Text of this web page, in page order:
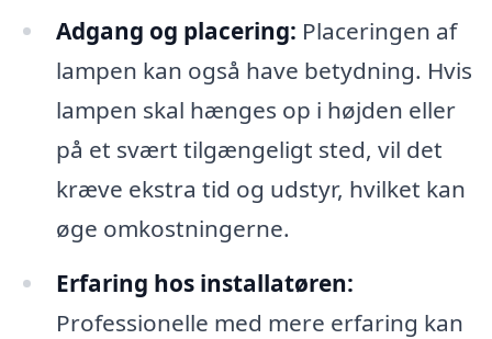
Adgang og placering: Placeringen af
lampen kan også have betydning. Hvis
lampen skal hænges op i højden eller
på et svært tilgængeligt sted, vil det
kræve ekstra tid og udstyr, hvilket kan
øge omkostningerne.
Erfaring hos installatøren:
Professionelle med mere erfaring kan